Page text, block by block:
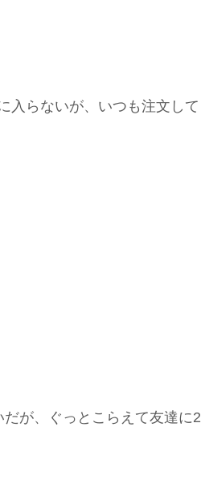
入らないが、いつも注文して
が、ぐっとこらえて友達に2